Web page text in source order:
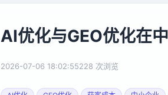
AI优化与GEO优化在
2026-07-06 18:02:55228 次浏览